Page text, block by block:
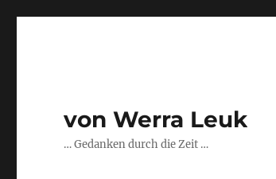
von Werra Leuk
… Gedanken durch die Zeit …